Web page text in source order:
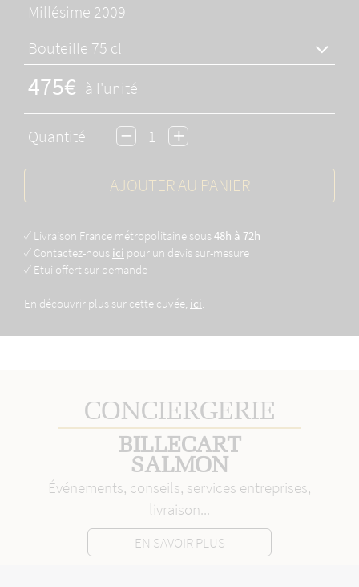
Millésime 2009
Bouteille 75 cl
475€ à l'unité
Quantité
AJOUTER AU PANIER
✓ Livraison France métropolitaine sous 48h à 72h
✓ Contactez-nous ici pour un devis sur-mesure
✓ Etui offert sur demande
En découvrir plus sur cette cuvée, ici
CONCIERGERIE
BILLECART
SALMON
Événements, conseils, services entreprises,
livraison...
EN SAVOIR PLUS